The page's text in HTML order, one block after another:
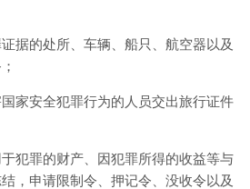
据的处所、车辆、船只、航空器以及
国家安全犯罪行为的人员交出旅行证件
于犯罪的财产、因犯罪所得的收益等与
，申请限制令、押记令、没收令以及